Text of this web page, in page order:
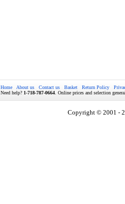
Home About us Contact us Basket Return Policy
Need help? 1-718-787-0664 . Online prices and selection
Copyright © 2001 -